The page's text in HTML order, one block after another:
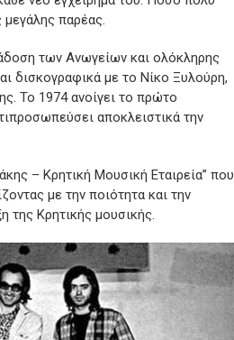
μεγάλης παρέας.
των Ανωγείων και ολόκληρης
δισκογραφικά με το Νίκο Ξυλούρη,
Το 1974 ανοίγει το πρώτο
αποκλειστικά την
– Κρητική Μουσική Εταιρεία” που
με την ποιότητα και την
της Κρητικής μουσικής.